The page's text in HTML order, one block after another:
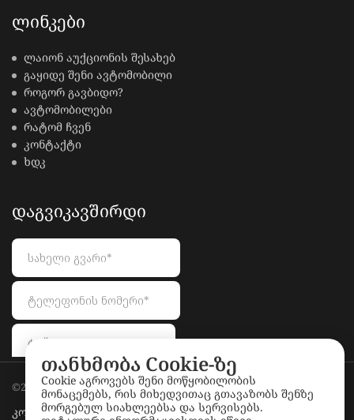
ᲚᲘᲜᲙᲔᲑᲘ
ლაიონ აუქციონის შესახებ
გაყიდე შენი ავტომობილი
როგორ გავბიდო?
ავტომობილები
რატომ ჩვენ
კონტაქტი
ხდკ
ᲓᲐᲒᲕᲘᲙᲐᲕᲨᲘᲠᲓᲘ
©2026LionAuctions.ge. All rights reserved.
კონფიდენციალურობის პოლიტიკა
თანხმობა Cookie-ზე
Cookie აგროვებს შენი მოწყობილობის
მონაცემებს, რის მიხედვითაც გთავაზობს შენზე
მორგებულ სიახლეებსა და სერვისებს.